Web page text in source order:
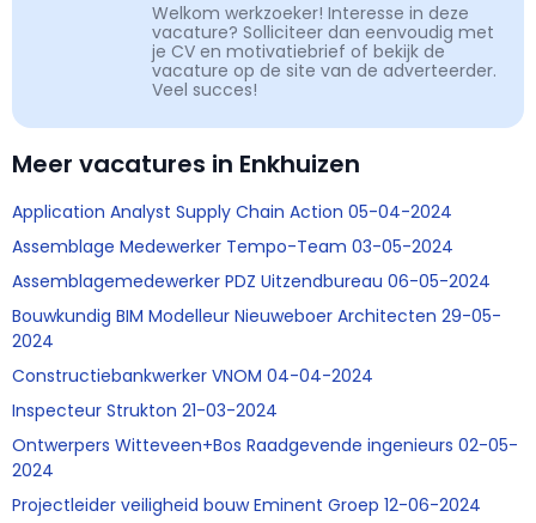
Welkom werkzoeker! Interesse in deze
vacature? Solliciteer dan eenvoudig met
je CV en motivatiebrief of bekijk de
vacature op de site van de adverteerder.
Veel succes!
Meer vacatures in Enkhuizen
Application Analyst Supply Chain Action 05-04-2024
Assemblage Medewerker Tempo-Team 03-05-2024
Assemblagemedewerker PDZ Uitzendbureau 06-05-2024
Bouwkundig BIM Modelleur Nieuweboer Architecten 29-05-
2024
Constructiebankwerker VNOM 04-04-2024
Inspecteur Strukton 21-03-2024
Ontwerpers Witteveen+Bos Raadgevende ingenieurs 02-05-
2024
Projectleider veiligheid bouw Eminent Groep 12-06-2024